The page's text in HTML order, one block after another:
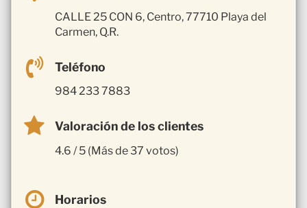
CALLE 25 CON 6, Centro, 77710 Playa del
Carmen, Q.R.
Teléfono
984 233 7883
Valoración de los clientes
4.6 / 5 (Más de 37 votos)
Horarios